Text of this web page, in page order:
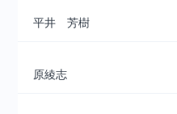
平井 芳樹
原綾志